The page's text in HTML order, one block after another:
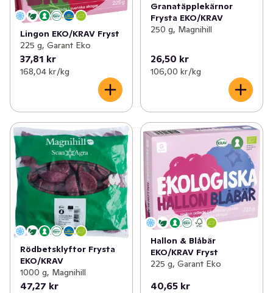
Lingon EKO/KRAV Fryst
225 g, Garant Eko
37,81 kr
168,04 kr /kg
Granatäpplekärnor
Frysta EKO/KRAV
250 g, Magnihill
26,50 kr
106,00 kr /kg
Rödbetsklyftor Frysta
EKO/KRAV
1000 g, Magnihill
47,27 kr
Hallon & Blåbär
EKO/KRAV Fryst
225 g, Garant Eko
40,65 kr